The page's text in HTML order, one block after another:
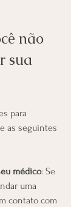
não
sua
para
as seguintes
médico: Se
uma
contato com